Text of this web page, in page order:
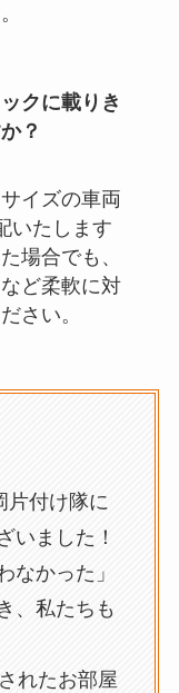
クに載りき
？
イズの車両
いたします
場合でも、
ど柔軟に対
さい。
片付け隊に
いました！
なかった」
、私たちも
れたお部屋